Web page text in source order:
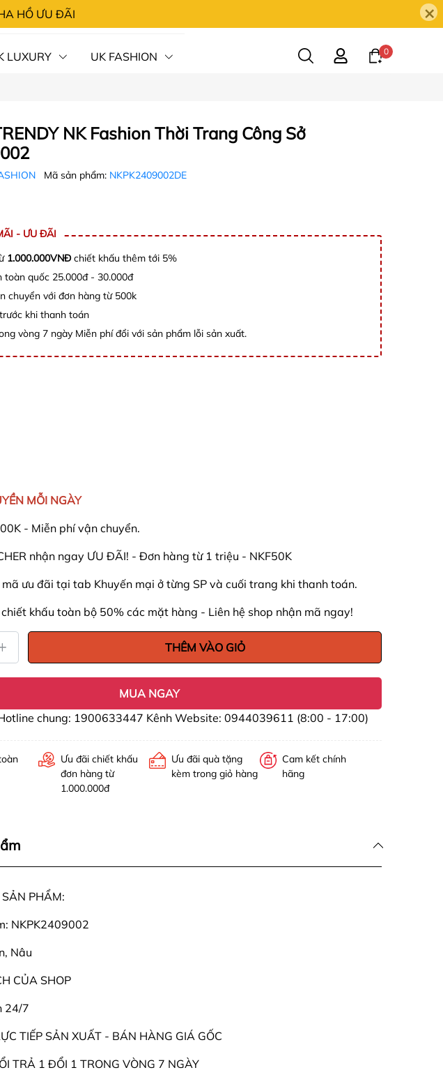
HỒ ƯU ĐÃI ×
LUXURY UK FASHION 0
NK Fashion Thời Trang Công Sở
Mã sản phẩm: NKPK2409002DE
- ƯU ĐÃI
1.000.000VNĐchiết khấu thêm tới 5%
toàn quốc 25.000đ - 30.000đ
chuyển với đơn hàng từ 500k
khi thanh toán
vòng 7 ngày Miễn phí đổi với sản phẩm lỗi sản xuất.
MỖI NGÀY
- Miễn phí vận chuyển.
nhận ngay ƯU ĐÃI! - Đơn hàng từ 1 triệu - NKF50K
ưu đãi tại tab Khuyến mại ở từng SP và cuối trang khi thanh toán.
khấu toàn bộ 50% các mặt hàng - Liên hệ shop nhận mã ngay!
THÊM VÀO GIỎ
MUA NGAY
chung: 1900633447 Kênh Website: 0944039611 (8:00 - 17:00)
Ưu đãi chiết khấu
đơn hàng từ
1.000.000đ
Ưu đãi quà tặng
kèm trong giỏ hàng
Cam kết chính
hãng
PHẨM:
NKPK2409002
Nâu
CỦA SHOP
24/7
TIẾP SẢN XUẤT - BÁN HÀNG GIÁ GỐC
TRẢ 1 ĐỔI 1 TRONG VÒNG 7 NGÀY